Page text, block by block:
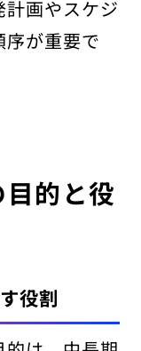
画やスケジ
が重要で
的と役
役割